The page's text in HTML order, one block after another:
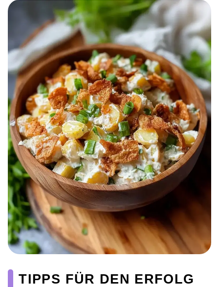
TIPPS FÜR DEN ERFOLG